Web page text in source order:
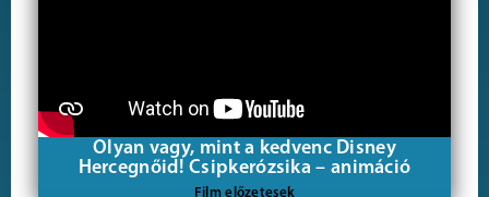
Olyan vagy, mint a kedvenc Disney
Hercegnőid! Csipkerózsika – animáció
Film előzetesek